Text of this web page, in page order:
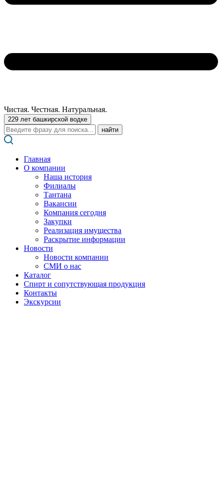
Чистая. Честная. Натуральная.
229 лет башкирской водке
Поиск:
Главная
О компании
Наша история
Филиалы
Тантана
Вакансии
Компания сегодня
Закупки
Реализация имущества
Раскрытие информации
Новости
Новости компании
СМИ о нас
Каталог
Спирт и сопутствующая продукция
Контакты
Экскурсии